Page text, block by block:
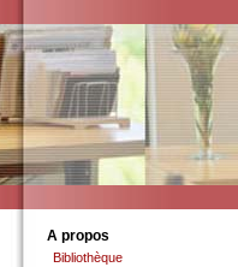
A propos
Bibliothèque